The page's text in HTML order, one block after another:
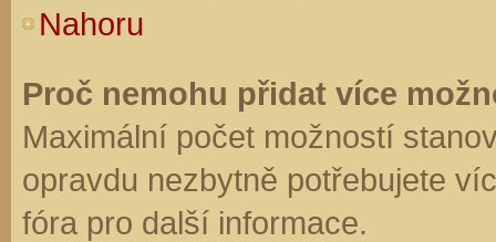
Nahoru
Proč nemohu přidat více
Maximální počet možností
opravdu nezbytně potřebujete
fóra pro další informace.